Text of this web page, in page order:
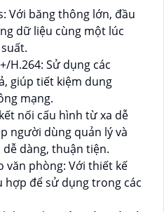
Với băng thông lớn, đầu
dữ liệu cùng một lúc
H.264: Sử dụng các
giúp tiết kiệm dung
mạng.
nối cấu hình từ xa dễ
người dùng quản lý và
dàng, thuận tiện.
văn phòng: Với thiết kế
hợp để sử dụng trong các